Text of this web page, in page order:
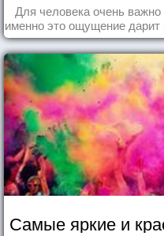
Для человека очень
именно это ощущение
каждый день в
Самые яркие и